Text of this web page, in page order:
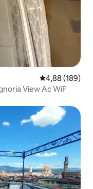
4,88 av 5 i
4,88 (189)
View Ac WiF